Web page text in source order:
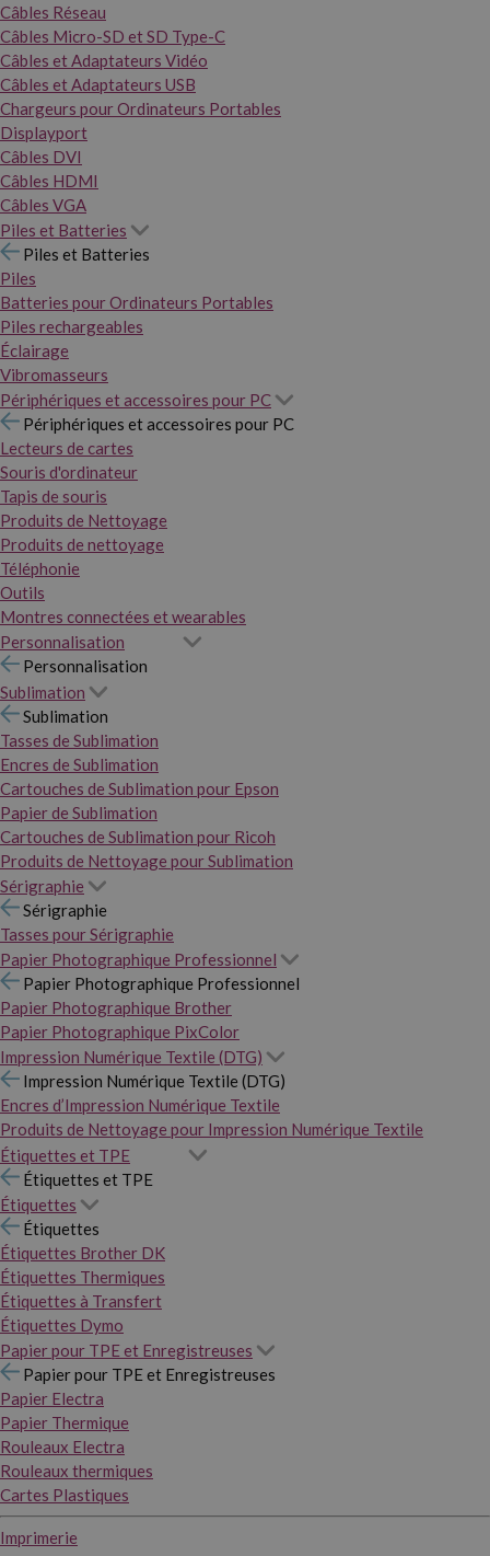
Câbles Réseau
Câbles Micro-SD et SD Type-C
Câbles et Adaptateurs Vidéo
Câbles et Adaptateurs USB
Chargeurs pour Ordinateurs Portables
Displayport
Câbles DVI
Câbles HDMI
Câbles VGA
Piles et Batteries
Piles et Batteries
Piles
Batteries pour Ordinateurs Portables
Piles rechargeables
Éclairage
Vibromasseurs
Périphériques et accessoires pour PC
Périphériques et accessoires pour PC
Lecteurs de cartes
Souris d'ordinateur
Tapis de souris
Produits de Nettoyage
Produits de nettoyage
Téléphonie
Outils
Montres connectées et wearables
Personnalisation
Personnalisation
Sublimation
Sublimation
Tasses de Sublimation
Encres de Sublimation
Cartouches de Sublimation pour Epson
Papier de Sublimation
Cartouches de Sublimation pour Ricoh
Produits de Nettoyage pour Sublimation
Sérigraphie
Sérigraphie
Tasses pour Sérigraphie
Papier Photographique Professionnel
Papier Photographique Professionnel
Papier Photographique Brother
Papier Photographique PixColor
Impression Numérique Textile (DTG)
Impression Numérique Textile (DTG)
Encres d’Impression Numérique Textile
Produits de Nettoyage pour Impression Numérique Textile
Étiquettes et TPE
Étiquettes et TPE
Étiquettes
Étiquettes
Étiquettes Brother DK
Étiquettes Thermiques
Étiquettes à Transfert
Étiquettes Dymo
Papier pour TPE et Enregistreuses
Papier pour TPE et Enregistreuses
Papier Electra
Papier Thermique
Rouleaux Electra
Rouleaux thermiques
Cartes Plastiques
Imprimerie